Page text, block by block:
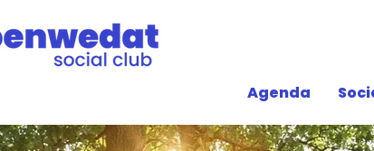
Agenda